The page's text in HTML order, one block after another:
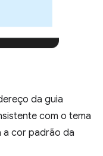
da guia
com o tema
a cor padrão da